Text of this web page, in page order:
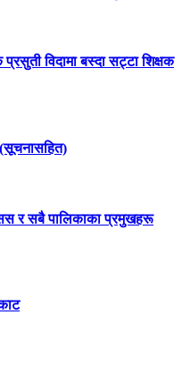
प्रसुती विदामा बस्दा सट्टा शिक्षक
(सूचनासहित)
र सबै पालिकाका प्रमुखहरू